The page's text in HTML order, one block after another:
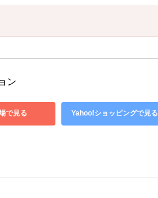
ン
で見る Yahoo!ショッピングで見る